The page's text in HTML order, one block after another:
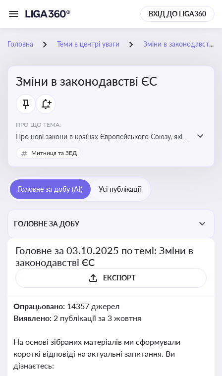
ВХІД ДО LIGA360
Головна Теми в центрі уваги Зміни в законодавстві ЄС
Зміни в законодавстві ЄС
ПРО ЩО ТЕМА:
Про нові закони в країнах Європейського Союзу, які
впливають на умови торгівлі, трудової міграції,
інтеграції та перспективу членства України в
Митниця та ЗЕД
Головне за добу (AI) Усі публікації
ГОЛОВНЕ ЗА ДОБУ
Головне за 03.10.2025 по темі: Зміни в
законодавстві ЄС
ЕКСПОРТ
Опрацьовано: 14357 джерел
Виявлено: 2 публікації за 3 жовтня
На основі зібраних матеріалів ми сформували
короткі відповіді на актуальні запитання. Ви
дізнаєтесь: